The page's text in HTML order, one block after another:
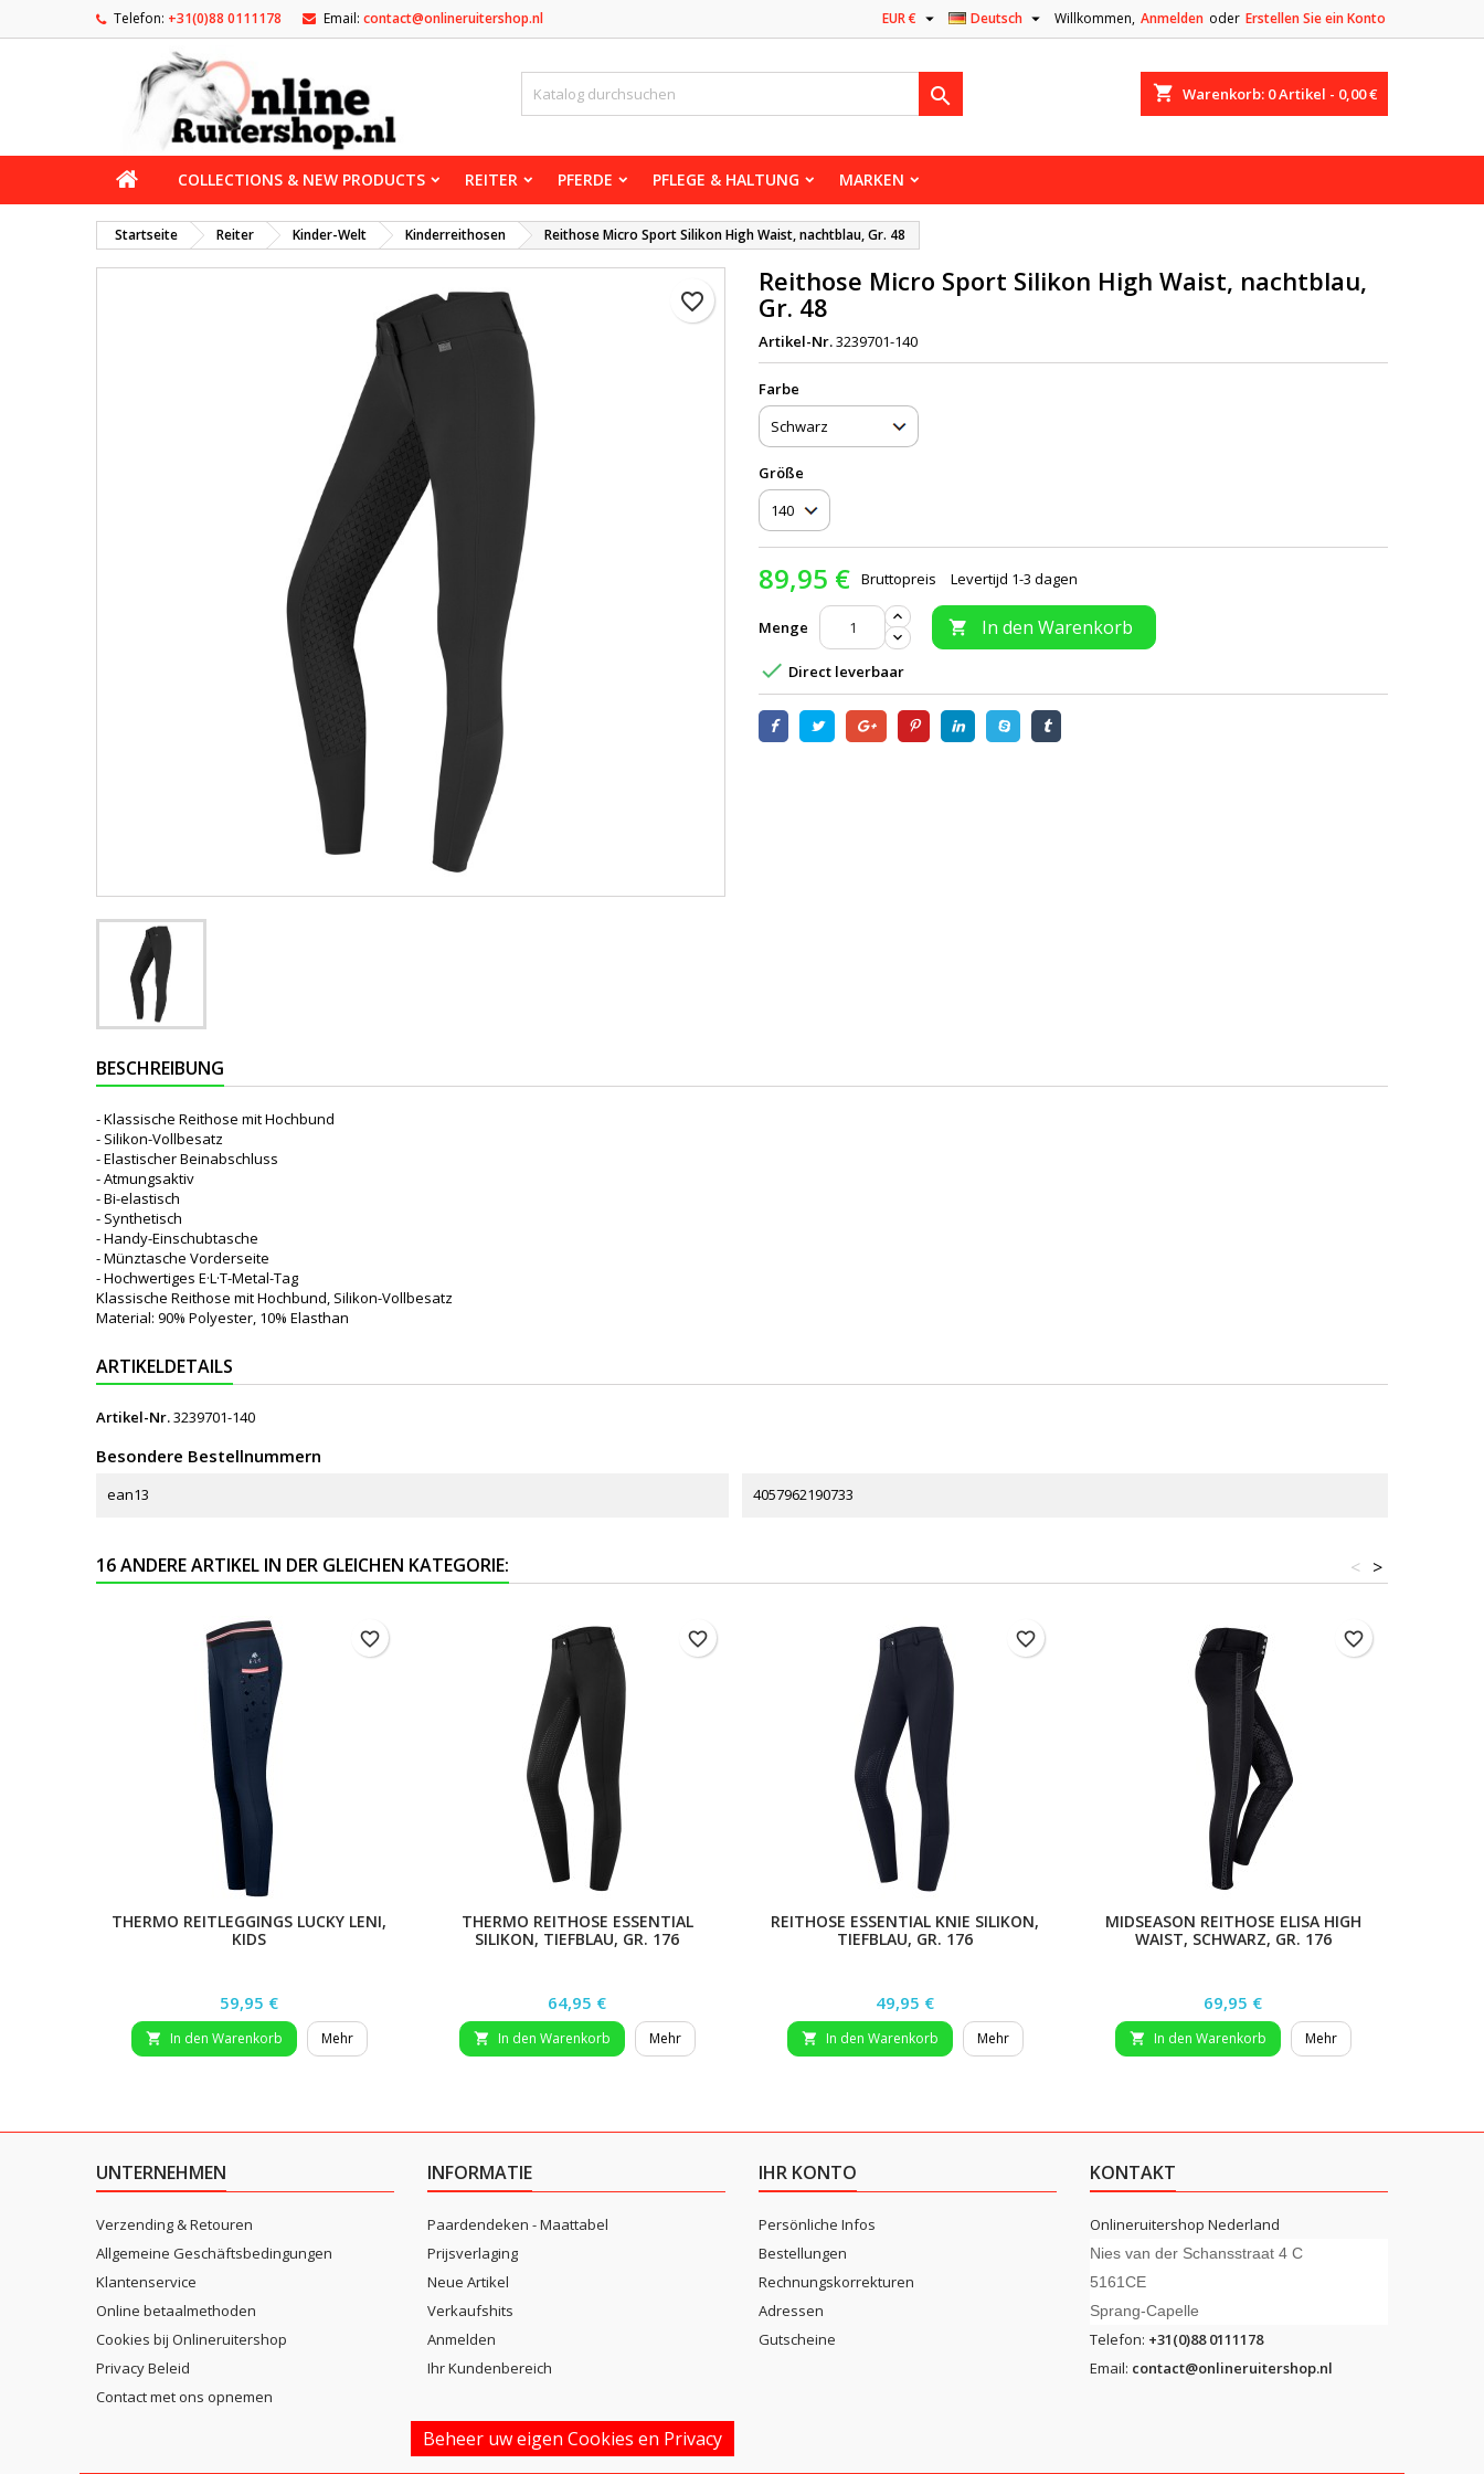
Telefon: +31(0)88 0111178 Email: contact@onlineruitershop.nl Willkommen, Anmelden oder Erstellen Sie ein Konto
Deutsch 
EUR € 
shopping_cart Warenkorb: 0Artikel - 0,00 €

COLLECTIONS & NEW PRODUCTS REITER PFERDE PFLEGE & HALTUNG MARKEN
Startseite Reiter Kinder-Welt Kinderreithosen Reithose Micro Sport Silikon High Waist, nachtblau, Gr. 48
favorite_border
Reithose Micro Sport Silikon High Waist, nachtblau,
Gr. 48
Artikel-Nr.3239701-140
Farbe
Größe
89,95 € Bruttopreis Levertijd 1-3 dagen
Menge  In den Warenkorb
 Direct leverbaar
BESCHREIBUNG
- Klassische Reithose mit Hochbund
- Silikon-Vollbesatz
- Elastischer Beinabschluss
- Atmungsaktiv
- Bi-elastisch
- Synthetisch
- Handy-Einschubtasche
- Münztasche Vorderseite
- Hochwertiges E·L·T-Metal-Tag
Klassische Reithose mit Hochbund, Silikon-Vollbesatz
Material: 90% Polyester, 10% Elasthan
ARTIKELDETAILS
Artikel-Nr.3239701-140
Besondere Bestellnummern
ean13 4057962190733
16 ANDERE ARTIKEL IN DER GLEICHEN KATEGORIE: >
<
THERMO REITLEGGINGS LUCKY LENI,
KIDS
Preis
59,95 €
 In den Warenkorb Mehr
favorite_border
THERMO REITHOSE ESSENTIAL
SILIKON, TIEFBLAU, GR. 176
Preis
64,95 €
 In den Warenkorb Mehr
favorite_border
REITHOSE ESSENTIAL KNIE SILIKON,
TIEFBLAU, GR. 176
Preis
49,95 €
 In den Warenkorb Mehr
favorite_border
MIDSEASON REITHOSE ELISA HIGH
WAIST, SCHWARZ, GR. 176
Preis
69,95 €
 In den Warenkorb Mehr
favorite_border
UNTERNEHMEN
Verzending & Retouren
Allgemeine Geschäftsbedingungen
Klantenservice
Online betaalmethoden
Cookies bij Onlineruitershop
Privacy Beleid
Contact met ons opnemen
INFORMATIE
Paardendeken - Maattabel
Prijsverlaging
Neue Artikel
Verkaufshits
Anmelden
Ihr Kundenbereich
IHR KONTO
Persönliche Infos
Bestellungen
Rechnungskorrekturen
Adressen
Gutscheine
KONTAKT
Onlineruitershop Nederland
Nies van der Schansstraat 4 C
5161CE
Sprang-Capelle
Telefon: +31(0)88 0111178
Email: contact@onlineruitershop.nl
Beheer uw eigen Cookies en Privacy